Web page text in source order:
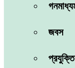
জবস
প্রযুক্তি